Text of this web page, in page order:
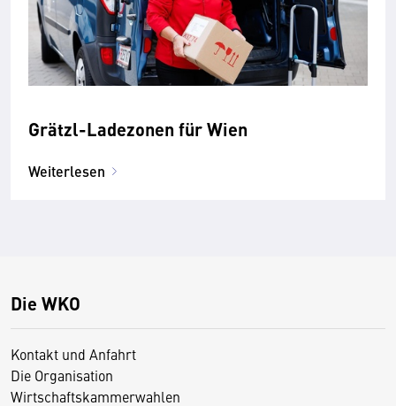
Grätzl-Ladezonen für Wien
Weiterlesen
Die WKO
Kontakt und Anfahrt
Die Organisation
Wirtschaftskammerwahlen